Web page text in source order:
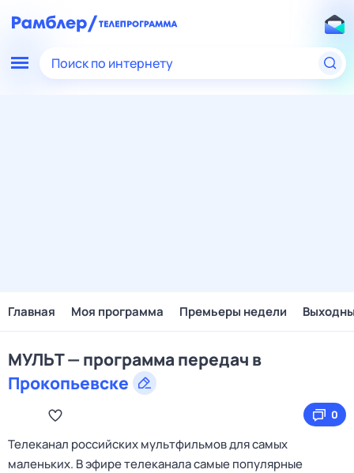
Поиск по интернету
Главная Моя программа Премьеры недели
МУЛЬТ — программа передач в
Прокопьевске
0
Телеканал российских мультфильмов для самых
маленьких. В эфире телеканала самые популярные